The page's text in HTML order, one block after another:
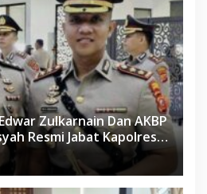
Zulkarnain Dan AKBP
Resmi Jabat Kapolres